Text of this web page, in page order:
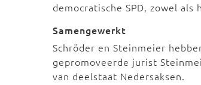
democratische SPD, zowel
Samengewerkt
Schröder en Steinmeier
gepromoveerde jurist
van deelstaat Nedersaksen.